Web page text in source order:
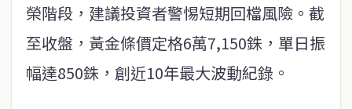
榮階段，建議投資者警惕短期回檔風險。截
至收盤，黃金條價定格6萬7,150銖，單日振
幅達850銖，創近10年最大波動紀錄。